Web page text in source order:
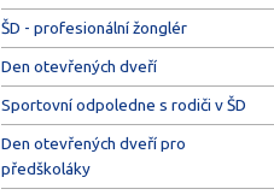
ŠD - profesionální žonglér
Den otevřených dveří
Sportovní odpoledne s rodiči v ŠD
Den otevřených dveří pro
předškoláky